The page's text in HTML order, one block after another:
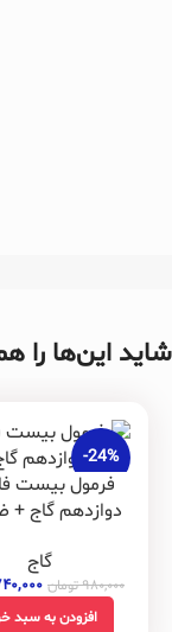
شاید این‌ها را
-24%
فرمول بیست
دوازدهم گاج +
گاج
۹۸۰,۰۰۰تومان
افزودن به سبد